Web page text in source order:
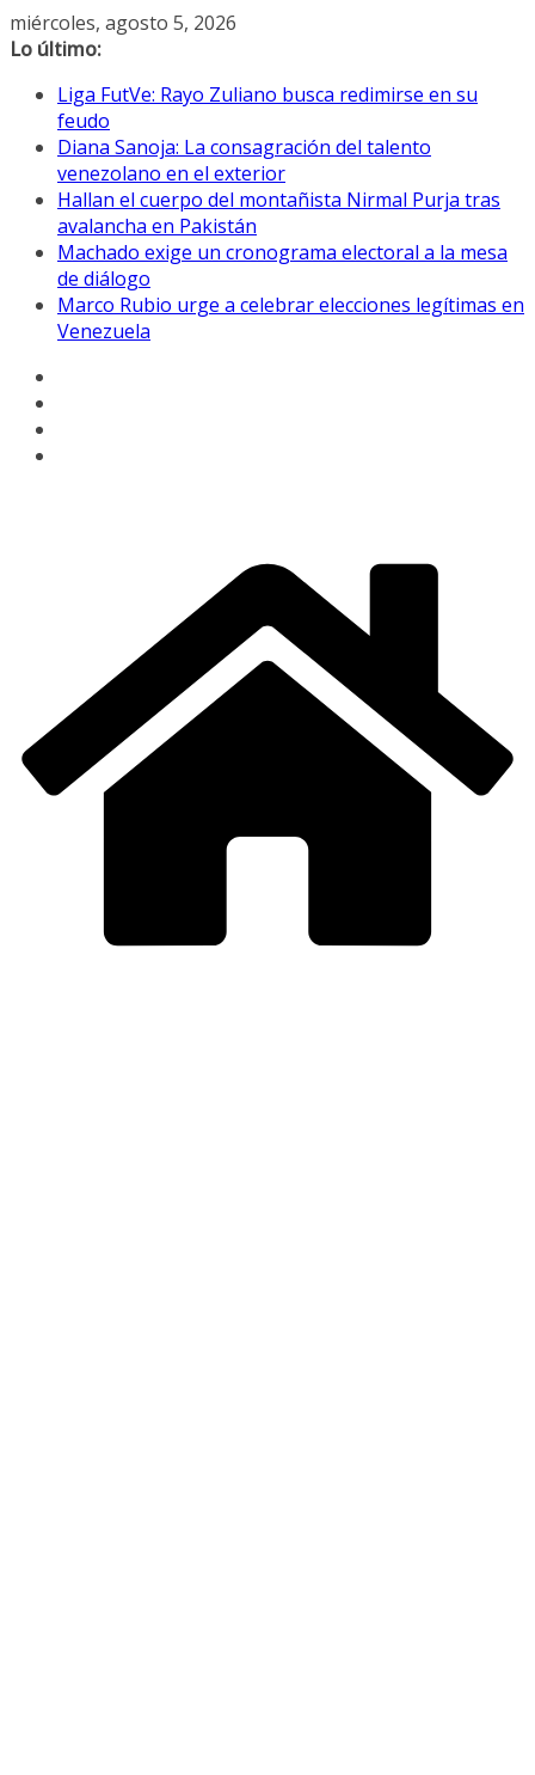
Saltar
al
miércoles, agosto 5, 2026
Lo último:
Liga FutVe: Rayo Zuliano busca redimirse en su
feudo
Diana Sanoja: La consagración del talento
venezolano en el exterior
Hallan el cuerpo del montañista Nirmal Purja tras
avalancha en Pakistán
Machado exige un cronograma electoral a la mesa
de diálogo
Marco Rubio urge a celebrar elecciones legítimas en
Venezuela